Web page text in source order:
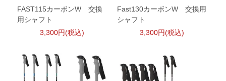
FAST115カーボンW 交換
用シャフト
3,300円(税込)
Fast130カーボンW 交換用
シャフト
3,300円(税込)